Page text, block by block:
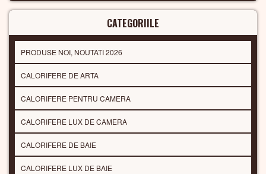
CATEGORIILE
PRODUSE NOI, NOUTATI 2026
CALORIFERE DE ARTA
CALORIFERE PENTRU CAMERA
CALORIFERE LUX DE CAMERA
CALORIFERE DE BAIE
CALORIFERE LUX DE BAIE